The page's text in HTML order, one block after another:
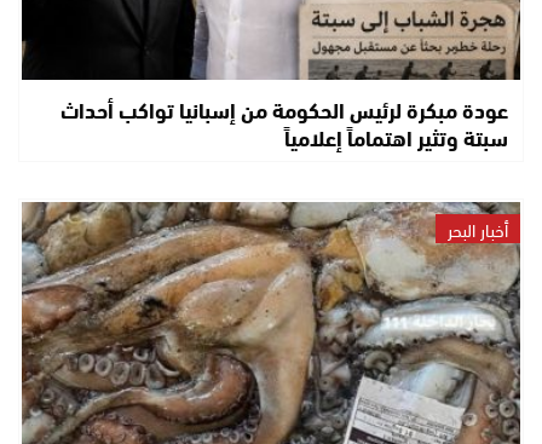
عودة مبكرة لرئيس الحكومة من إسبانيا تواكب أحداث
سبتة وتثير اهتماماً إعلامياً
أخبار البحر